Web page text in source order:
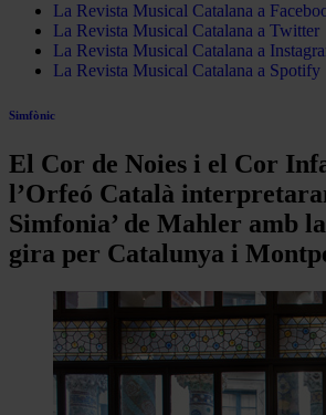
La Revista Musical Catalana a
La Revista Musical Catalana a Twitter
La Revista Musical Catalana a
La Revista Musical Catalana a Spotify
Simfònic
El Cor de Noies i el Cor
l’Orfeó Català
Simfonia’ de Mahler amb
gira per Catalunya i